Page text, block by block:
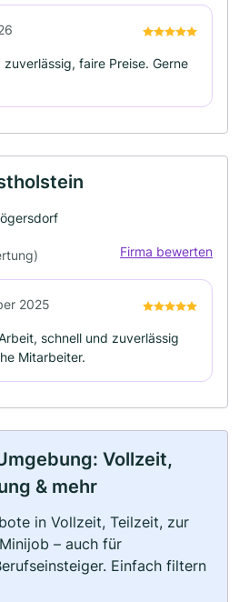
faire Preise. Gerne
Firma bewerten
2025
schnell und zuverlässig
Mitarbeiter.
Vollzeit,
& mehr
in Vollzeit, Teilzeit, zur
– auch für
Einfach filtern